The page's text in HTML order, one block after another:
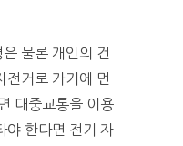
물론 개인의 건
전거로 가기에 먼
대중교통을 이용
야 한다면 전기 자